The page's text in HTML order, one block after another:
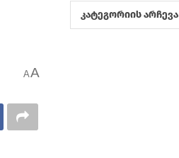
AA
კატეგორიები
კატეგორიის არჩევა